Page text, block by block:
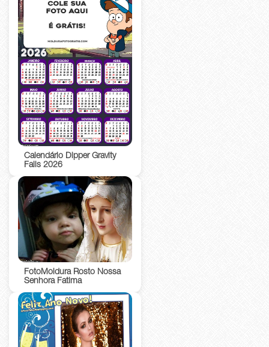
Calendário Dipper Gravity
Falls 2026
FotoMoldura Rosto Nossa
Senhora Fatima